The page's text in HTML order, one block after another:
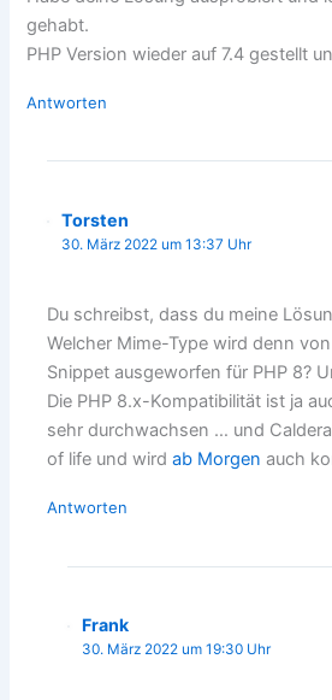
gehabt.
PHP Version wieder auf 7.4 gestellt
Antworten
Torsten
30. März 2022 um 13:37 Uhr
Du schreibst, dass du meine
Welcher Mime-Type wird denn
Snippet ausgeworfen für PHP 8?
Die PHP 8.x-Kompatibilität ist ja
sehr durchwachsen … und
of life und wirdab Morgen auch
Antworten
Frank
30. März 2022 um 19:30 Uhr